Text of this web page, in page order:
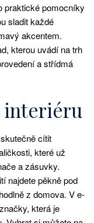
praktické pomocníky
sladit každé
akcentem.
kterou uvádí na trh
a střídmá
interiéru
cítit
které už
a zásuvky.
najdete pěkně pod
z domova. V e-
která je